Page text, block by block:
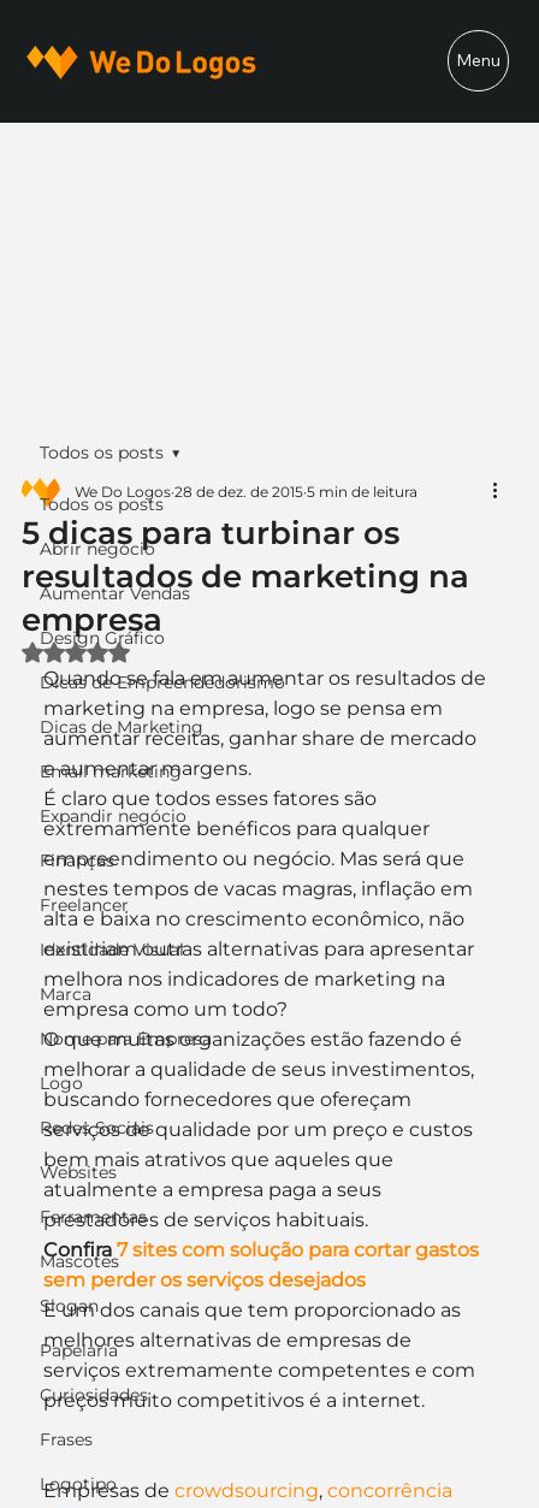
Menu
Todos os posts
Abrir negócio
Aumentar Vendas
Design Gráfico
Dicas de Empreendedorismo
Dicas de Marketing
Email marketing
Expandir negócio
Finanças
Freelancer
Identidade Visual
Marca
Nome para Empresa
Logo
Redes Sociais
Websites
Ferramentas
Mascotes
Slogan
Papelaria
Curiosidades
Frases
Logotipo
Todos os posts
5 dicas para turbinar os
resultados de marketing na
empresa
We Do Logos 28 de dez. de 2015 5 min de leitura
Avaliado com NaN de 5 estrelas.
Quando se fala em aumentar os resultados de
marketing na empresa, logo se pensa em
aumentar receitas, ganhar share de mercado
e aumentar margens.
É claro que todos esses fatores são
extremamente benéficos para qualquer
empreendimento ou negócio. Mas será que
nestes tempos de vacas magras, inflação em
alta e baixa no crescimento econômico, não
existiriam outras alternativas para apresentar
melhora nos indicadores de marketing na
empresa como um todo?
O que muitas organizações estão fazendo é
melhorar a qualidade de seus investimentos,
buscando fornecedores que ofereçam
serviços de qualidade por um preço e custos
bem mais atrativos que aqueles que
atualmente a empresa paga a seus
prestadores de serviços habituais.
Confira 7 sites com solução para cortar gastos
sem perder os serviços desejados
E um dos canais que tem proporcionado as
melhores alternativas de empresas de
serviços extremamente competentes e com
preços muito competitivos é a internet.
Empresas de crowdsourcing, concorrência